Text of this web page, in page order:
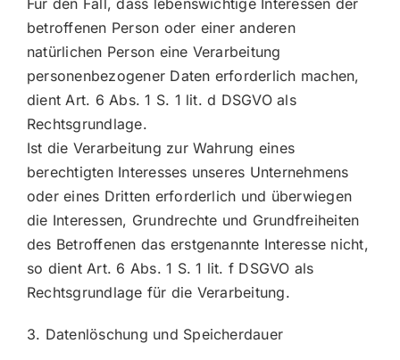
betroffenen Person oder einer anderen
natürlichen Person eine Verarbeitung
personenbezogener Daten erforderlich machen,
dient Art. 6 Abs. 1 S. 1 lit. d DSGVO als
Rechtsgrundlage.
Ist die Verarbeitung zur Wahrung eines
berechtigten Interesses unseres Unternehmens
oder eines Dritten erforderlich und überwiegen
die Interessen, Grundrechte und Grundfreiheiten
des Betroffenen das erstgenannte Interesse nicht,
so dient Art. 6 Abs. 1 S. 1 lit. f DSGVO als
Rechtsgrundlage für die Verarbeitung.
3. Datenlöschung und Speicherdauer